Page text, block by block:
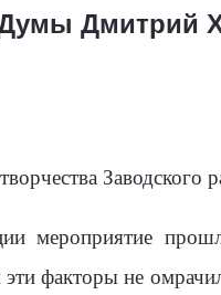
Думы Дмитрий
Заводского
мероприятие
факторы не